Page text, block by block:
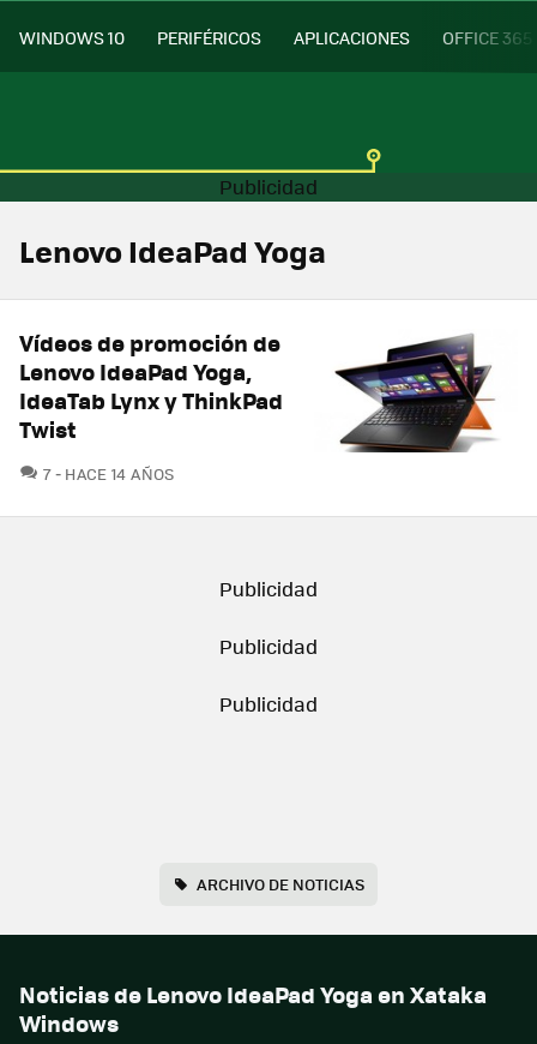
WINDOWS 10 PERIFÉRICOS APLICACIONES OFFICE 365
Lenovo IdeaPad Yoga
Vídeos de promoción de
Lenovo IdeaPad Yoga,
IdeaTab Lynx y ThinkPad
Twist
7COMENTARIOS
HACE 14 AÑOS
ARCHIVO DE NOTICIAS
Noticias de Lenovo IdeaPad Yoga en Xataka
Windows